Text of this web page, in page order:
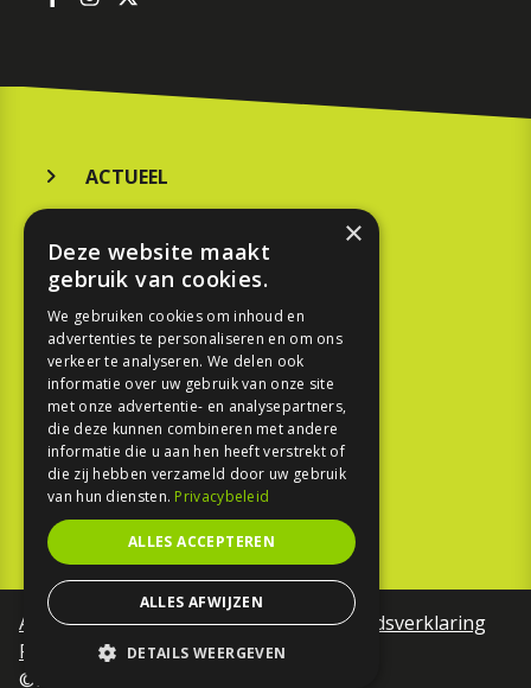
ACTUEEL
KOOPGIDS
TESTEN
SPORT
REPORTAGE
TOUREN
NIEUWSBRIEF
Algemene voorwaardenToegankelijkheidsverklaring
Privacy Policy
©Motorfreaks 2026
×
Deze website maakt
gebruik van cookies.
We gebruiken cookies om inhoud en
advertenties te personaliseren en om ons
verkeer te analyseren. We delen ook
informatie over uw gebruik van onze site
met onze advertentie- en analysepartners,
die deze kunnen combineren met andere
informatie die u aan hen heeft verstrekt of
die zij hebben verzameld door uw gebruik
van hun diensten. Privacybeleid
ALLES ACCEPTEREN
ALLES AFWIJZEN
DETAILS WEERGEVEN